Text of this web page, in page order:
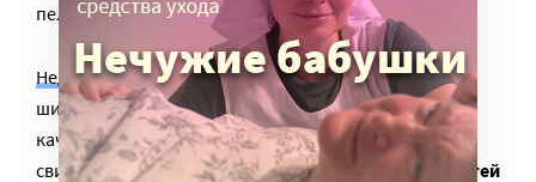
пельмени…
Недавно опубликованные результаты
широкомасштабного исследования, включавшего в
качестве испытуемых 450 000 европейцев,
свидетельствуют о том, чтоодну из 30 ранних смертей